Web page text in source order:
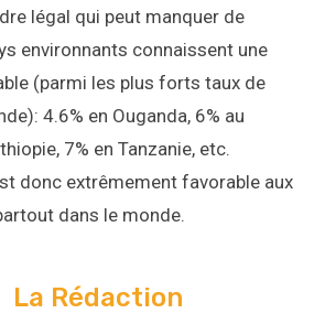
légal qui peut manquer de
environnants connaissent une
(parmi les plus forts taux de
4.6% en Ouganda, 6% au
7% en Tanzanie, etc.
donc extrêmement favorable aux
dans le monde.
La Rédaction